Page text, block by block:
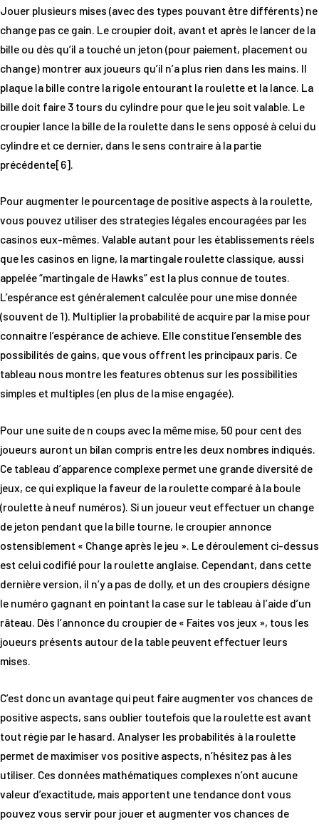
Jouer plusieurs mises (avec des types pouvant être différents) ne
change pas ce gain. Le croupier doit, avant et après le lancer de la
bille ou dès qu’il a touché un jeton (pour paiement, placement ou
change) montrer aux joueurs qu’il n’a plus rien dans les mains. Il
plaque la bille contre la rigole entourant la roulette et la lance. La
bille doit faire 3 tours du cylindre pour que le jeu soit valable. Le
croupier lance la bille de la roulette dans le sens opposé à celui du
cylindre et ce dernier, dans le sens contraire à la partie
précédente[6].
Pour augmenter le pourcentage de positive aspects à la roulette,
vous pouvez utiliser des strategies légales encouragées par les
casinos eux-mêmes. Valable autant pour les établissements réels
que les casinos en ligne, la martingale roulette classique, aussi
appelée “martingale de Hawks” est la plus connue de toutes.
L’espérance est généralement calculée pour une mise donnée
(souvent de 1). Multiplier la probabilité de acquire par la mise pour
connaitre l’espérance de achieve. Elle constitue l’ensemble des
possibilités de gains, que vous offrent les principaux paris. Ce
tableau nous montre les features obtenus sur les possibilities
simples et multiples (en plus de la mise engagée).
Pour une suite de n coups avec la même mise, 50 pour cent des
joueurs auront un bilan compris entre les deux nombres indiqués.
Ce tableau d’apparence complexe permet une grande diversité de
jeux, ce qui explique la faveur de la roulette comparé à la boule
(roulette à neuf numéros). Si un joueur veut effectuer un change
de jeton pendant que la bille tourne, le croupier annonce
ostensiblement « Change après le jeu ». Le déroulement ci-dessus
est celui codifié pour la roulette anglaise. Cependant, dans cette
dernière version, il n’y a pas de dolly, et un des croupiers désigne
le numéro gagnant en pointant la case sur le tableau à l’aide d’un
râteau. Dès l’annonce du croupier de « Faites vos jeux », tous les
joueurs présents autour de la table peuvent effectuer leurs
mises.
C’est donc un avantage qui peut faire augmenter vos chances de
positive aspects, sans oublier toutefois que la roulette est avant
tout régie par le hasard. Analyser les probabilités à la roulette
permet de maximiser vos positive aspects, n’hésitez pas à les
utiliser. Ces données mathématiques complexes n’ont aucune
valeur d’exactitude, mais apportent une tendance dont vous
pouvez vous servir pour jouer et augmenter vos chances de